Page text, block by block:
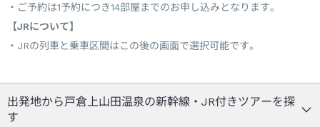
ご予約は1予約につき14部屋までのお申し込みとなります。
【JRについて】
JRの列車と乗車区間はこの後の画面で選択可能です。
出発地から戸倉上山田温泉の新幹線・JR付きツアーを探
す